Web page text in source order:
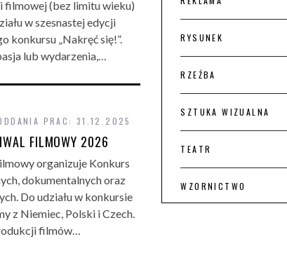
filmowej (bez limitu wieku)
w szesnastej edycji
konkursu „Nakręć się!”.
lub wydarzenia,…
PRAC: 31.12.2025
FILMOWY 2026
organizuje Konkurs
dokumentalnych oraz
Do udziału w konkursie
z Niemiec, Polski i Czech.
filmów…
RYSUNEK
RZEŹBA
SZTUKA WIZUALNA
TEATR
WZORNICTWO